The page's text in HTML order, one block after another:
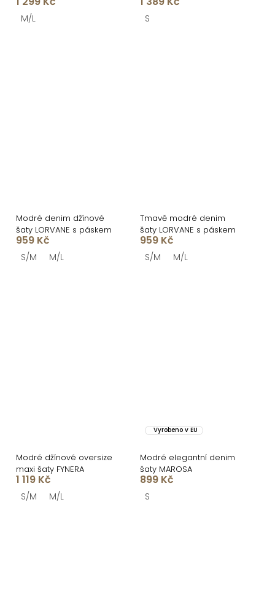
rukávem
M/L
rukávem
S
Modré denim džínové
šaty LORVANE s páskem
959 Kč
S/M M/L
Tmavě modré denim
šaty LORVANE s páskem
959 Kč
S/M M/L
Modré džínové oversize
maxi šaty FYNERA
1 119 Kč
S/M M/L
Vyrobeno v EU
Modré elegantní denim
šaty MAROSA
899 Kč
S